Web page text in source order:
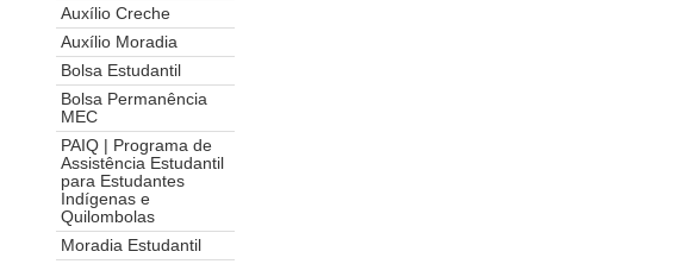
Auxílio Creche
Auxílio Moradia
Bolsa Estudantil
Bolsa Permanência
MEC
PAIQ | Programa de
Assistência Estudantil
para Estudantes
Indígenas e
Quilombolas
Moradia Estudantil